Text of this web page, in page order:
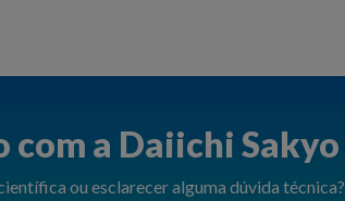
com a Daiichi Sakyo
ou esclarecer alguma dúvida técnica?